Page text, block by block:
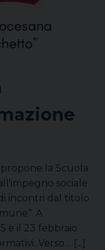
la Scuola
sociale
incontri dal titolo
A
e il 23 febbraio
Verso… [...]